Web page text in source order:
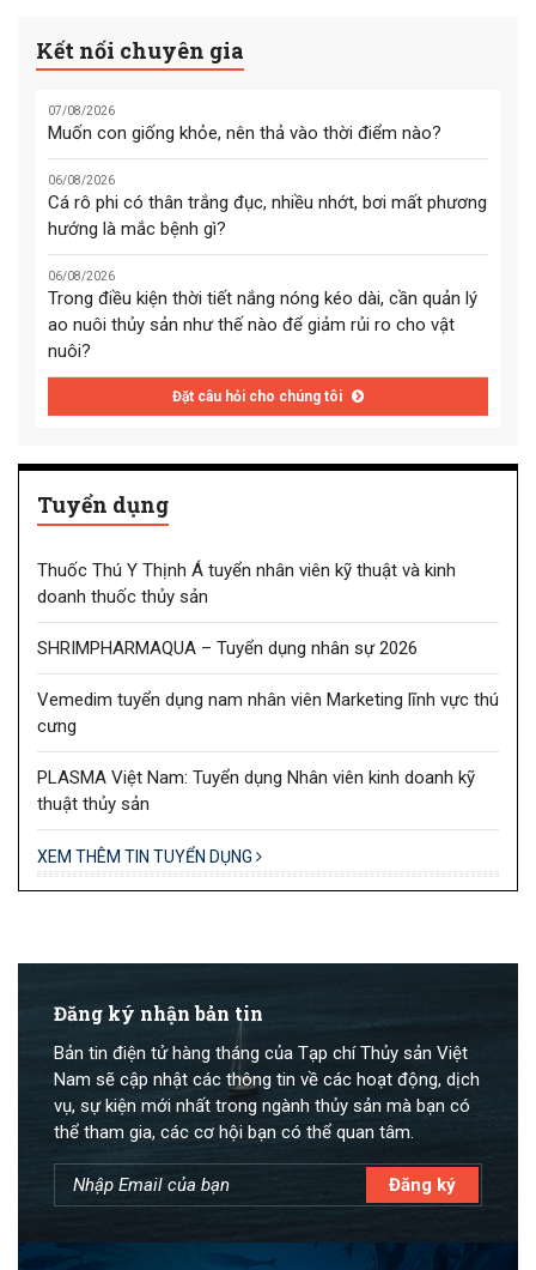
Kết nối chuyên gia
07/08/2026
Muốn con giống khỏe, nên thả vào thời điểm nào?
06/08/2026
Cá rô phi có thân trắng đục, nhiều nhớt, bơi mất phương
hướng là mắc bệnh gì?
06/08/2026
Trong điều kiện thời tiết nắng nóng kéo dài, cần quản lý
ao nuôi thủy sản như thế nào để giảm rủi ro cho vật
nuôi?
Đặt câu hỏi cho chúng tôi
Tuyển dụng
Thuốc Thú Y Thịnh Á tuyển nhân viên kỹ thuật và kinh
doanh thuốc thủy sản
SHRIMPHARMAQUA – Tuyển dụng nhân sự 2026
Vemedim tuyển dụng nam nhân viên Marketing lĩnh vực thú
cưng
PLASMA Việt Nam: Tuyển dụng Nhân viên kinh doanh kỹ
thuật thủy sản
XEM THÊM TIN TUYỂN DỤNG
Đăng ký nhận bản tin
Bản tin điện tử hàng tháng của Tạp chí Thủy sản Việt
Nam sẽ cập nhật các thông tin về các hoạt động, dịch
vụ, sự kiện mới nhất trong ngành thủy sản mà bạn có
thể tham gia, các cơ hội bạn có thể quan tâm.